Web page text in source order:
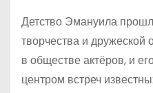
Детство Эмануила
творчества и дружеской
в обществе актёров, и
центром встреч